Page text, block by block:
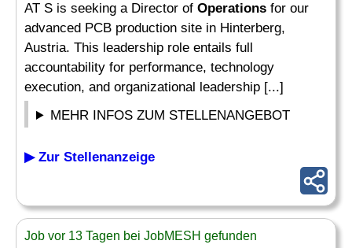
AT S is seeking a Director of Operations for our
advanced PCB production site in Hinterberg,
Austria. This leadership role entails full
accountability for performance, technology
execution, and organizational leadership [...]
MEHR INFOS ZUM STELLENANGEBOT
▶ Zur Stellenanzeige
Job vor 13 Tagen bei JobMESH gefunden